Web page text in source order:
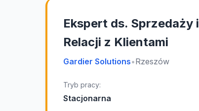
Ekspert ds. Sprzedaży i
Relacji z Klientami
Gardier Solutions•Rzeszów
Tryb pracy:
Stacjonarna